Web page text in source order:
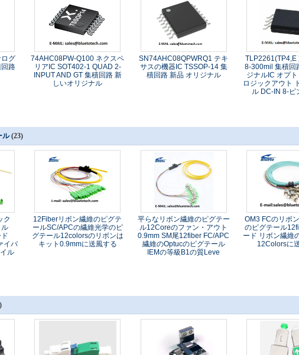
グ
路
74AHC08PW-Q100 ネクスペ
リアIC SOT402-1 QUAD 2-
INPUT AND GT 集積回路 新
しいオリジナル
SN74AHC08QPWRQ1 テキ
サスの機器IC TSSOP-14 集
積回路 新品 オリジナル
TLP2261(TP4,E
8-300mil 集積回
ジナルIC オプ
ロジックアウト
ル DC-IN 8-ピ
ル (23)
ク
イバ
ル
12Fiberリボン繊維のピグテ
ールSC/APCの繊維光学のピ
グテール12colorsのリボンは
キット0.9mmに送風する
平らなリボン繊維のピグテー
ル12Coreのファン・アウト
0.9mm SM尾12fiber FC/APC
繊維のOptucのピグテール
IEMの等級B1の質Leve
OM3 FCのリボ
のピグテール
ード リボン繊維
12Colorsに